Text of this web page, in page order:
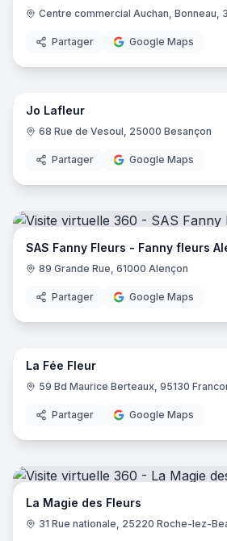
Centre commercial Auchan, Bonneau,
Partager Google Maps
Jo Lafleur
68 Rue de Vesoul, 25000 Besançon
Partager Google Maps
SAS Fanny Fleurs - Fanny fleurs
89 Grande Rue, 61000 Alençon
Partager Google Maps
La Fée Fleur
59 Bd Maurice Berteaux, 95130
Partager Google Maps
La Magie des Fleurs
31 Rue nationale, 25220 Roche-lez-